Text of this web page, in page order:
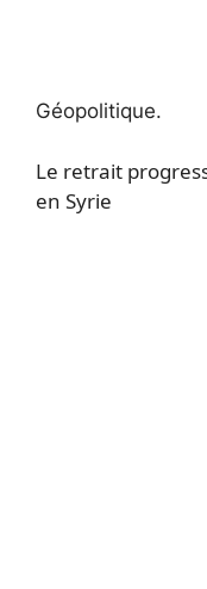
Géopolitique.
Le retrait
en Syrie